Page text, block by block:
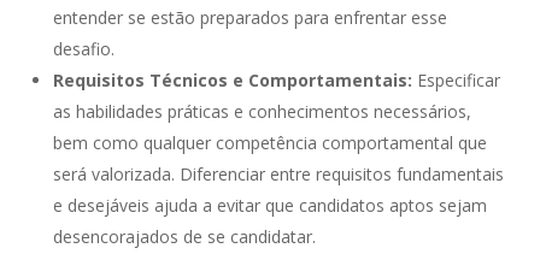
entender se estão preparados para enfrentar esse
desafio.
Requisitos Técnicos e Comportamentais: Especificar
as habilidades práticas e conhecimentos necessários,
bem como qualquer competência comportamental que
será valorizada. Diferenciar entre requisitos fundamentais
e desejáveis ajuda a evitar que candidatos aptos sejam
desencorajados de se candidatar.